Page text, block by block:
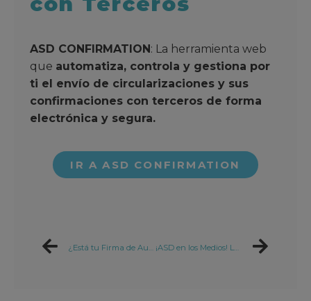
ASD CONFIRMATION: La herramienta web
que automatiza, controla y gestiona por
ti el envío de circularizaciones y sus
confirmaciones con terceros de forma
electrónica y segura.
IR A ASD CONFIRMATION